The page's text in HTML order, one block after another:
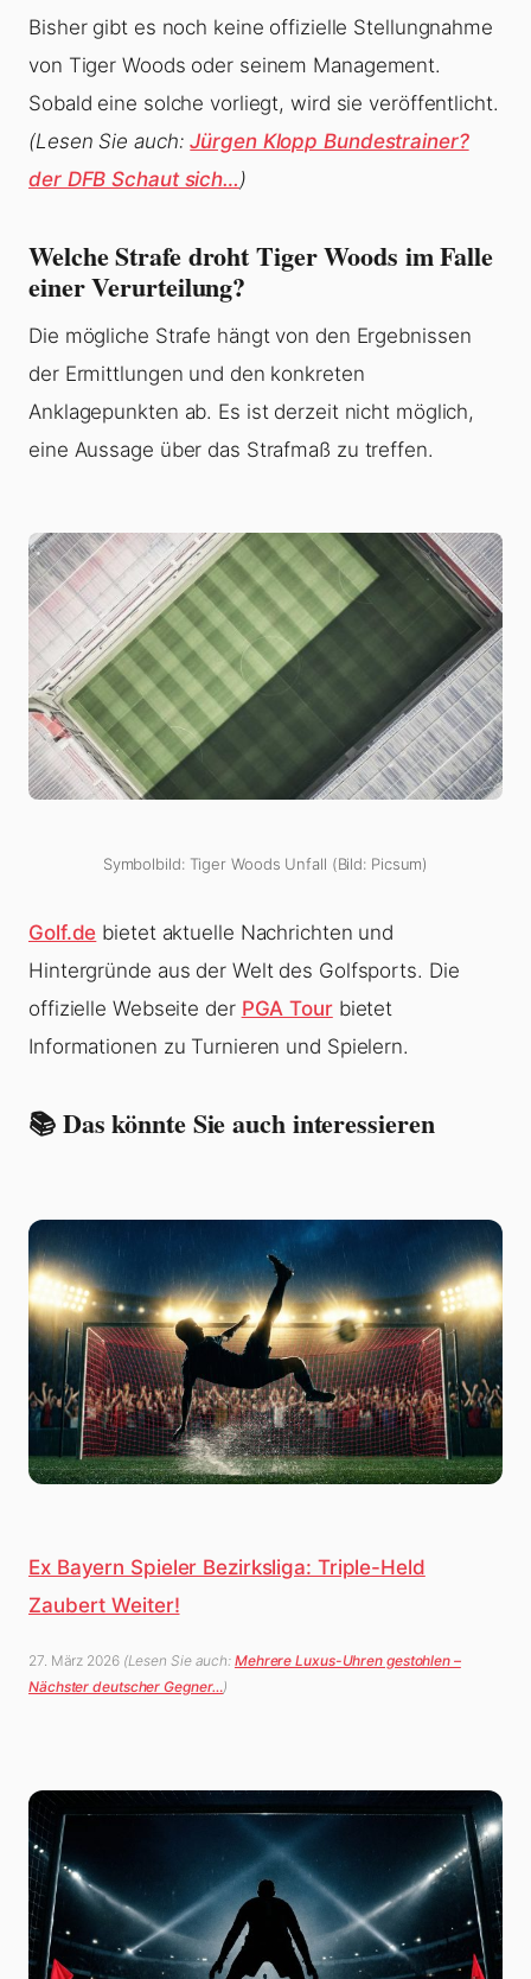
Bisher gibt es noch keine offizielle Stellungnahme
von Tiger Woods oder seinem Management.
Sobald eine solche vorliegt, wird sie veröffentlicht.
(Lesen Sie auch:Jürgen Klopp Bundestrainer?
der DFB Schaut sich…)
Welche Strafe droht Tiger Woods im Falle
einer Verurteilung?
Die mögliche Strafe hängt von den Ergebnissen
der Ermittlungen und den konkreten
Anklagepunkten ab. Es ist derzeit nicht möglich,
eine Aussage über das Strafmaß zu treffen.
Symbolbild: Tiger Woods Unfall (Bild: Picsum)
Golf.de bietet aktuelle Nachrichten und
Hintergründe aus der Welt des Golfsports. Die
offizielle Webseite der PGA Tourbietet
Informationen zu Turnieren und Spielern.
📚 Das könnte Sie auch interessieren
Ex Bayern Spieler Bezirksliga: Triple-Held
Zaubert Weiter!
27. März 2026 (Lesen Sie auch: Mehrere Luxus-Uhren gestohlen –
Nächster deutscher Gegner…)